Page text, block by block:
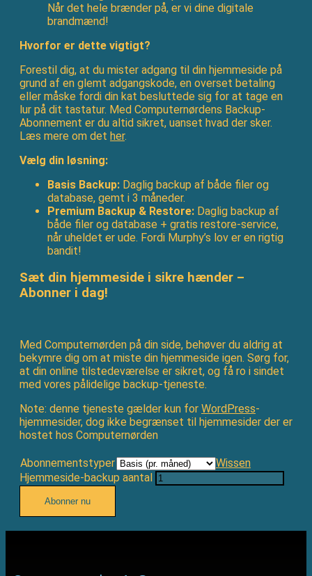
Når det hele brænder på, er vi dine digitale
brandmænd!
Hvorfor er dette vigtigt?
Forestil dig, at du mister adgang til din hjemmeside på
grund af en glemt adgangskode, en overset betaling
eller måske fordi din kat besluttede sig for at tage en
lur på dit tastatur. Med Computernørdens Backup-
Abonnement er du altid sikret, uanset hvad der sker.
Læs mere om det her.
Vælg din løsning:
Basis Backup: Daglig backup af både filer og
database, gemt i 3 måneder.
Premium Backup & Restore: Daglig backup af
både filer og database + gratis restore-service,
når uheldet er ude. Fordi Murphy’s lov er en rigtig
bandit!
Sæt din hjemmeside i sikre hænder –
Abonner i dag!
Med Computernørden på din side, behøver du aldrig at
bekymre dig om at miste din hjemmeside igen. Sørg for,
at din online tilstedeværelse er sikret, og få ro i sindet
med vores pålidelige backup-tjeneste.
Note: denne tjeneste gælder kun for WordPress-
hjemmesider, dog ikke begrænset til hjemmesider der er
hostet hos Computernørden
Abonnementstyper
Wissen
Hjemmeside-backup aantal
Abonner nu